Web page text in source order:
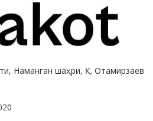
Наманган шаҳри, Қ. Отамирзаев